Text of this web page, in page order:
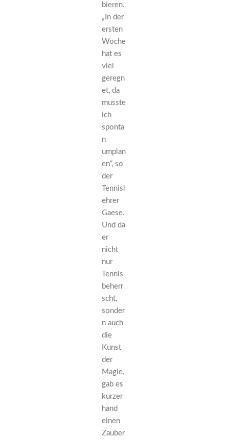
bieren.
„In der
ersten
Woche
hat es
viel
geregn
et, da
musste
ich
sponta
n
umplan
en“, so
der
Tennisl
ehrer
Gaese.
Und da
er
nicht
nur
Tennis
beherr
scht,
sonder
n auch
die
Kunst
der
Magie,
gab es
kurzer
hand
einen
Zauber